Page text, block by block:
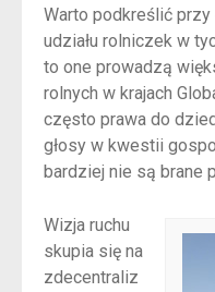
Warto podkreślić
udziału rolniczek w
to one prowadzą
rolnych w krajach
często prawa do
głosy w kwestii
bardziej nie są brane
Wizja ruchu
skupia się na
zdecentraliz